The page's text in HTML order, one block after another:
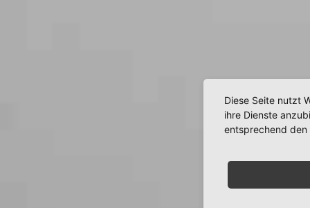
Diese Seite nutzt
ihre Dienste
entsprechend